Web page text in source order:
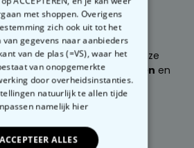
Wil je e-mails over onze
geweldige cadeau ideeën en
ontvangen?
voor onzeNIEUWSBRIEF:
met shoppen. Overigens
zich ook uit tot het
gegevens naar aanbieders
van de plas (=VS), waar het
van onopgemerkte
door overheidsinstanties.
natuurlijk te allen tijde
namelijk hier
ACCEPTEER ALLES